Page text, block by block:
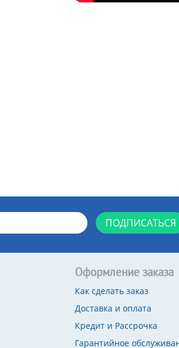
ПОДПИСАТЬСЯ
Оформление заказа
Как сделать заказ
Доставка и оплата
Кредит и Рассрочка
Гарантийное